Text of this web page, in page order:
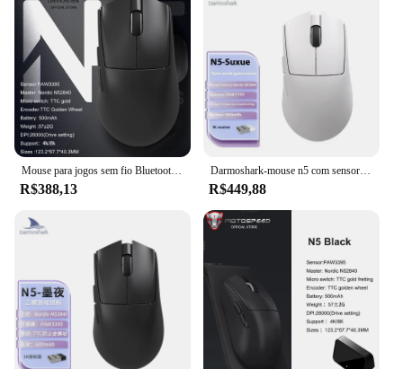
Mouse para jogos sem fio Bluetooth, N5, 4K, 8K, Darmoshark, N52840, 26000DPI, PAM3395, TTC, apto para desktop, computador, notebook
R$388,13
Darmoshark-mouse n5 com sensor, 3 modos, baixa latência, ergonômico, leve, acessório gamer para computador, presente
R$449,88